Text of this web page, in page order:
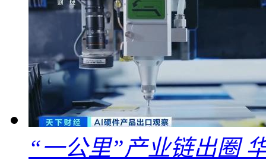
“一公里”产业链出圈